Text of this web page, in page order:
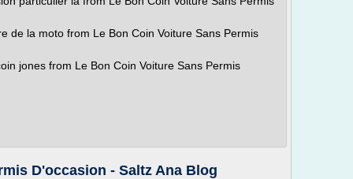
de la moto from Le Bon Coin Voiture Sans Permis
jones from Le Bon Coin Voiture Sans Permis
D'occasion - Saltz Ana Blog